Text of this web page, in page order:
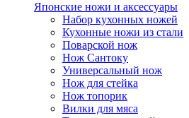
Японские ножи и аксессуары
Набор кухонных ножей
Кухонные ножи из стали
Поварской нож
Нож Сантоку
Универсальный нож
Нож для стейка
Нож топорик
Вилки для мяса